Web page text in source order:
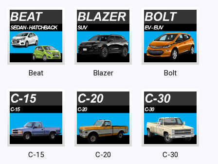
Beat Blazer Bolt
C-15 C-20 C-30